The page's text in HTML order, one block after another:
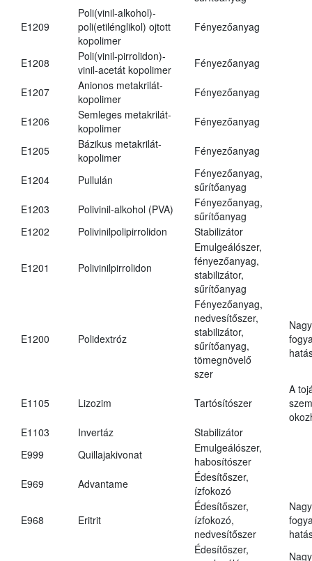
E1209
Poli(vinil-alkohol)-
poli(etilénglikol) ojtott
kopolimer
Fényezőanyag
E1208
Poli(vinil-pirrolidon)-
vinil-acetát kopolimer
Fényezőanyag
E1207
Anionos metakrilát-
kopolimer
Fényezőanyag
E1206
Semleges metakrilát-
kopolimer
Fényezőanyag
E1205
Bázikus metakrilát-
kopolimer
Fényezőanyag
E1204 Pullulán
Fényezőanyag,
sűrítőanyag
E1203
Polivinil-alkohol (PVA)
Fényezőanyag,
sűrítőanyag
E1202
Polivinilpolipirrolidon Stabilizátor
E1201 Polivinilpirrolidon
Emulgeálószer,
fényezőanyag,
stabilizátor,
sűrítőanyag
E1200 Polidextróz
Fényezőanyag,
nedvesítőszer,
stabilizátor,
sűrítőanyag,
tömegnövelő
szer
E1105 Lizozim Tartósítószer
A
E1103
Invertáz
Stabilizátor
E999
Quillajakivonat
Emulgeálószer,
habosítószer
E969
Advantame
Édesítőszer,
ízfokozó
E968 Eritrit
Édesítőszer,
ízfokozó,
nedvesítőszer
Édesítőszer,